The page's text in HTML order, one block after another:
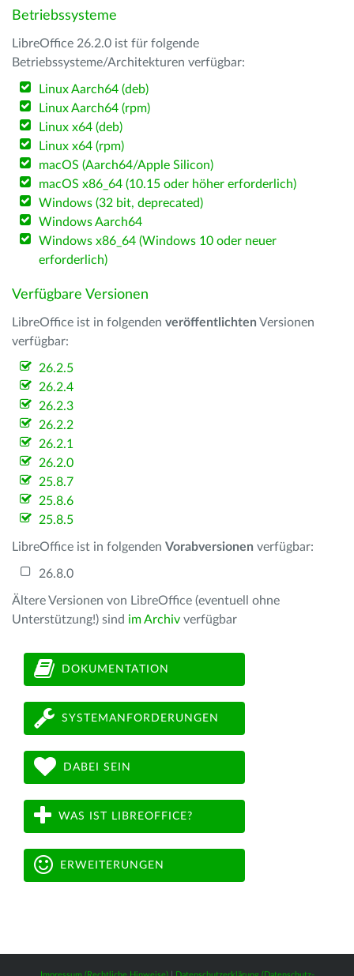
Betriebssysteme
LibreOffice 26.2.0 ist für folgende
Betriebssysteme/Architekturen verfügbar:
Linux Aarch64 (deb)
Linux Aarch64 (rpm)
Linux x64 (deb)
Linux x64 (rpm)
macOS (Aarch64/Apple Silicon)
macOS x86_64 (10.15 oder höher erforderlich)
Windows (32 bit, deprecated)
Windows Aarch64
Windows x86_64 (Windows 10 oder neuer
erforderlich)
Verfügbare Versionen
LibreOffice ist in folgenden veröffentlichten Versionen
verfügbar:
26.2.5
26.2.4
26.2.3
26.2.2
26.2.1
26.2.0
25.8.7
25.8.6
25.8.5
LibreOffice ist in folgenden Vorabversionen verfügbar:
26.8.0
Ältere Versionen von LibreOffice (eventuell ohne
Unterstützung!) sind im Archiv verfügbar
DOKUMENTATION
SYSTEMANFORDERUNGEN
DABEI SEIN
WAS IST LIBREOFFICE?
ERWEITERUNGEN